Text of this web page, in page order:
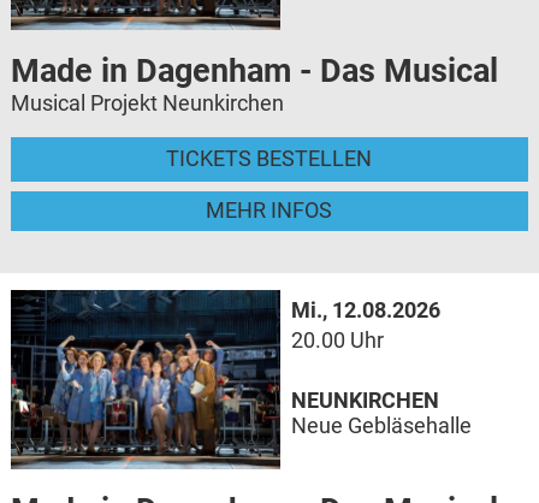
Made in Dagenham - Das Musical
Musical Projekt Neunkirchen
TICKETS BESTELLEN
MEHR INFOS
Mi., 12.08.2026
20.00 Uhr
NEUNKIRCHEN
Neue Gebläsehalle